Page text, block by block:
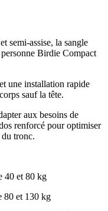
semi-assise, la sangle
Birdie Compact
une installation rapide
sauf la tête.
aux besoins de
renforcé pour optimiser
tronc.
40 et 80 kg
80 et 130 kg